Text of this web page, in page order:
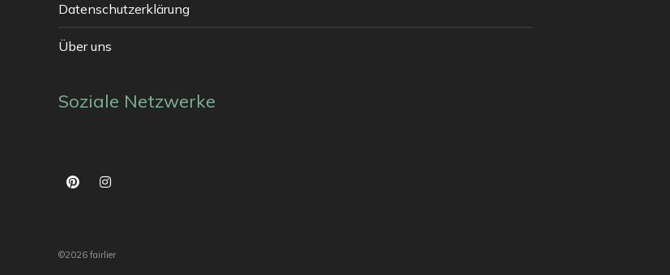
Datenschutzerklärung
Über uns
Soziale Netzwerke
©2026 fairlier